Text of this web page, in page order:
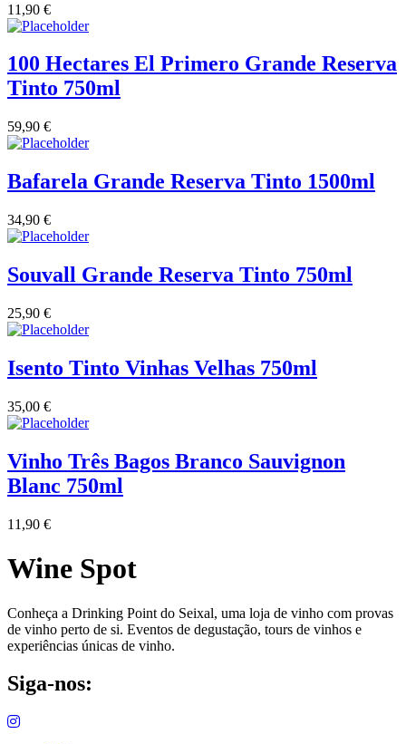
Vinho na Talha
11,90 €
100 Hectares El Primero Grande Reserva
Tinto 750ml
59,90 €
Bafarela Grande Reserva Tinto 1500ml
34,90 €
Souvall Grande Reserva Tinto 750ml
25,90 €
Isento Tinto Vinhas Velhas 750ml
35,00 €
Vinho Três Bagos Branco Sauvignon
Blanc 750ml
11,90 €
Wine Spot
Conheça a Drinking Point do Seixal, uma loja de vinho com provas
de vinho perto de si. Eventos de degustação, tours de vinhos e
experiências únicas de vinho.
Siga-nos: